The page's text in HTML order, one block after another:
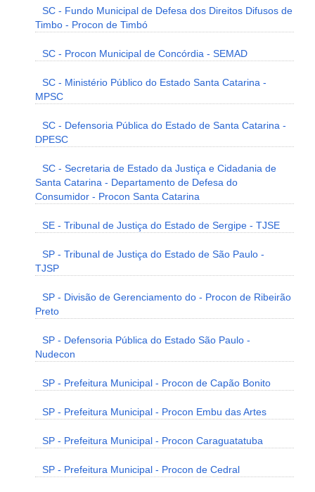
SC - Fundo Municipal de Defesa dos Direitos Difusos de
Timbo - Procon de Timbó
SC - Procon Municipal de Concórdia - SEMAD
SC - Ministério Público do Estado Santa Catarina -
MPSC
SC - Defensoria Pública do Estado de Santa Catarina -
DPESC
SC - Secretaria de Estado da Justiça e Cidadania de
Santa Catarina - Departamento de Defesa do
Consumidor - Procon Santa Catarina
SE - Tribunal de Justiça do Estado de Sergipe - TJSE
SP - Tribunal de Justiça do Estado de São Paulo -
TJSP
SP - Divisão de Gerenciamento do - Procon de Ribeirão
Preto
SP - Defensoria Pública do Estado São Paulo -
Nudecon
SP - Prefeitura Municipal - Procon de Capão Bonito
SP - Prefeitura Municipal - Procon Embu das Artes
SP - Prefeitura Municipal - Procon Caraguatatuba
SP - Prefeitura Municipal - Procon de Cedral